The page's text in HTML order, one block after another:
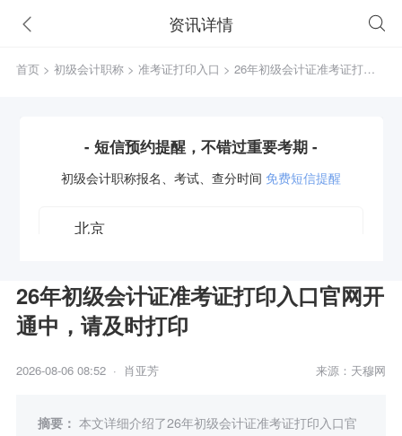
资讯详情
首页 > 初级会计职称 > 准考证打印入口
- 短信预约提醒，不错过重要考期 -
初级会计职称报名、考试、查分时间 免费短信提醒
26年初级会计证准考证打印入口官网开
通中，请及时打印
2026-08-06 08:52 · 肖亚芳 来源：天穆网
摘要： 本文详细介绍了26年初级会计证准考证打印入口官